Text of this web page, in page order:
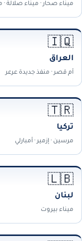
ميناء صحار · ميناء صلالة ·
🇮🇶
العراق
أم قصر · منفذ جديدة عرعر
🇹🇷
تركيا
مرسين · إزمير · أمبارلي
🇱🇧
لبنان
ميناء بيروت